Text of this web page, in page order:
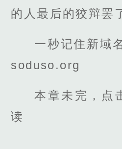
的人最后的狡辩罢
一秒记住新域
soduso.org
本章未完，点
读